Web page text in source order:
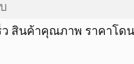
ว สินค้าคุณภาพ ราคาโดน